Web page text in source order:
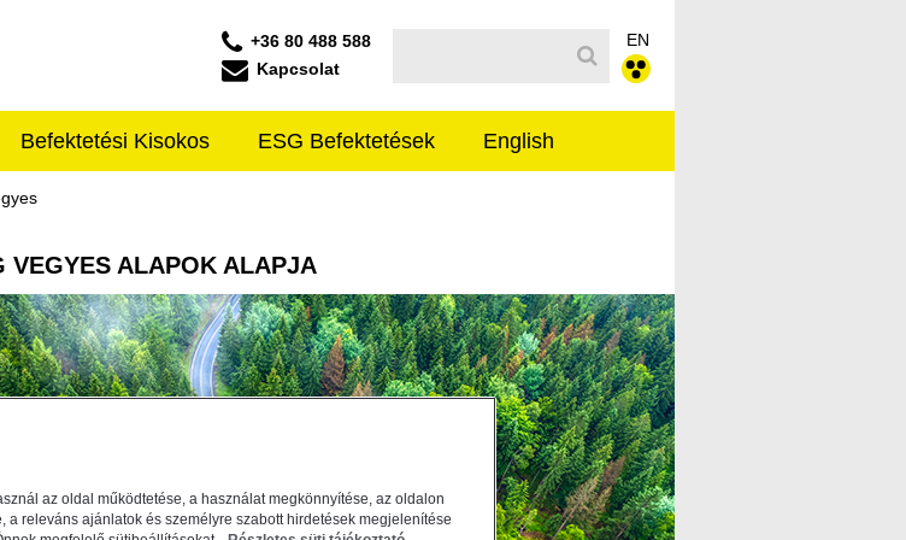
+36 80 488 588
Kapcsolat
EN
Befektetési Kisokos ESG Befektetések English
VEGYES ALAPOK ALAPJA
az oldal működtetése, a használat megkönnyítése, az oldalon
a releváns ajánlatok és személyre szabott hirdetések megjelenítése